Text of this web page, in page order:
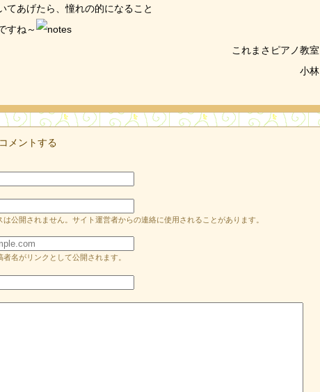
てあげたら、憧れの的になること
すね～
これまさピアノ教室
小林
メントする
は公開されません。サイト運営者からの連絡に使用されることがあります。
者名がリンクとして公開されます。